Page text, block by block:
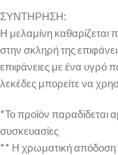
ΣΥΝΤΗΡΗΣΗ:
Η μελαμίνη
στην σκληρή της
επιφάνειες με ένα υγρό
λεκέδες μπορείτε να
*Το προϊόν παραδίδεται
συσκευασίες
** Η χρωματική απόδοση